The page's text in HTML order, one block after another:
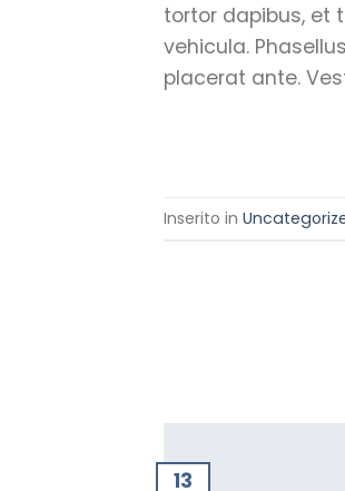
tortor dapibus, et
vehicula.
placerat ante.
Inserito in
13